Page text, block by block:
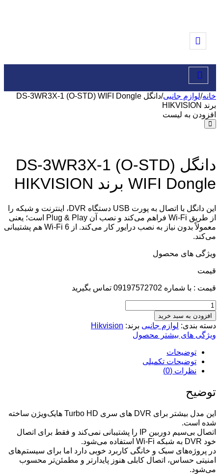
خانه/لوازم جانبی/
دانگل DS-3WR3X-1 (O-STD) WIFI Dongle
برند HIKVISION
افزودن به لیست
دانگل DS-3WR3X-1 (O-STD)
WIFI Dongle برند HIKVISION
این دانگل با اتصال به پورت USB دستگاه DVR، اینترنت و شبکه را
از طریق Wi-Fi فراهم می‌کند و نصب آن Plug & Play است؛ یعنی
معمولاً بدون نیاز به نصب درایور کار می‌کند. از Wi-Fi 6 هم پشتیبانی
می‌کند.
ویژگی های محصول
قيمت
قیمت : با شماره 09197572702 تماس بگیرید
افزودن به سبد خرید
دسته بندی: لوازم جانبی برند: Hikvision
ویژگی های بیشتر محصول
توضیحات
توضیحات تکمیلی
نظرات (0)
توضیح
این مدل بیشتر برای DVR های سری Turbo HD هایک‌ویژن ساخته
شده است.
اتصال بی‌سیم دوربین IP را پشتیبانی نمی‌کند و فقط برای اتصال
خود DVR به شبکه Wi-Fi استفاده می‌شود.
در پروژه‌های سبک و خانگی کاربرد خوبی دارد اما برای سیستم‌های
امنیتی حساس، اتصال کابلی هنوز پایدارتر و مطمئن‌تر محسوب
می‌شود.